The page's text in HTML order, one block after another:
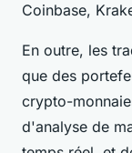
Coinbase,
En outre, les
que des
crypto-
d'analyse de